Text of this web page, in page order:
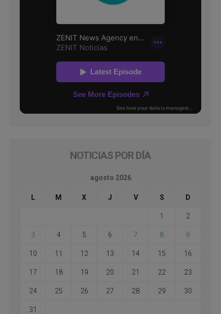
NOTICIAS POR DÍA
agosto 2026
L M X J V S D
1 2
3 4 5 6 7 8 9
10 11 12 13 14 15 16
17 18 19 20 21 22 23
24 25 26 27 28 29 30
31